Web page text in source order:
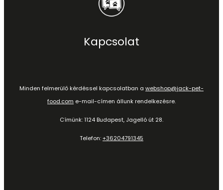
Kapcsolat
Minden felmerülő kérdéssel kapcsolatban a webshop@jack-pet-
food.com e-mail-címen állunk rendelkezésre.
Címünk: 1124 Budapest, Jagelló út 28.
Telefon:+36204791345